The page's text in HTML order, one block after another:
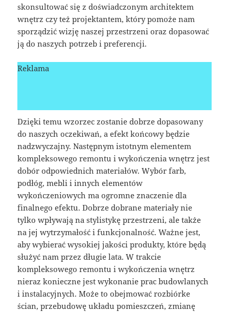
skonsultować się z doświadczonym architektem
wnętrz czy też projektantem, który pomoże nam
sporządzić wizję naszej przestrzeni oraz dopasować
ją do naszych potrzeb i preferencji.
Reklama
Dzięki temu wzorzec zostanie dobrze dopasowany
do naszych oczekiwań, a efekt końcowy będzie
nadzwyczajny. Następnym istotnym elementem
kompleksowego remontu i wykończenia wnętrz jest
dobór odpowiednich materiałów. Wybór farb,
podłóg, mebli i innych elementów
wykończeniowych ma ogromne znaczenie dla
finalnego efektu. Dobrze dobrane materiały nie
tylko wpływają na stylistykę przestrzeni, ale także
na jej wytrzymałość i funkcjonalność. Ważne jest,
aby wybierać wysokiej jakości produkty, które będą
służyć nam przez długie lata. W trakcie
kompleksowego remontu i wykończenia wnętrz
nieraz konieczne jest wykonanie prac budowlanych
i instalacyjnych. Może to obejmować rozbiórke
ścian, przebudowę układu pomieszczeń, zmianę